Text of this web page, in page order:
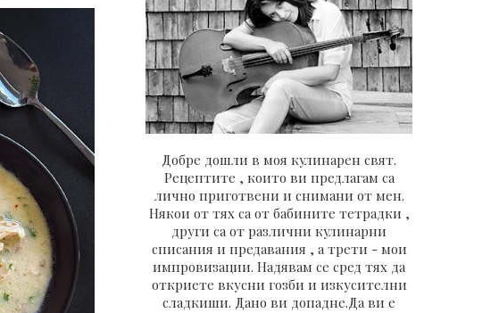
Добре дошли в моя кулинарен свят.
Рецептите , които ви предлагам са
лично приготвени и снимани от мен.
Някои от тях са от бабините тетрадки ,
други са от различни кулинарни
списания и предавания , а трети - мои
импровизации. Надявам се сред тях да
откриете вкусни гозби и изкусителни
сладкиши. Дано ви допадне.Да ви е